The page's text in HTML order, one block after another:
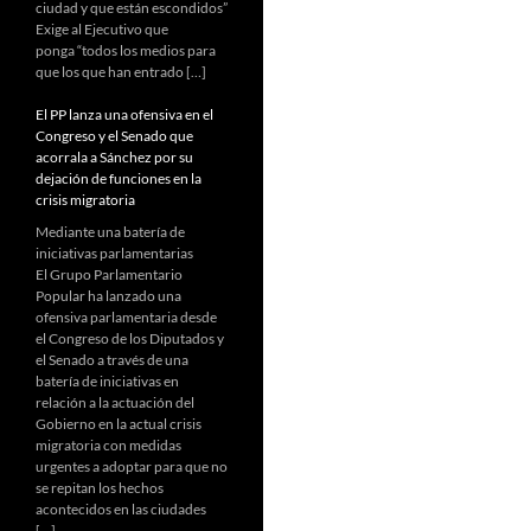
ciudad y que están escondidos”
Exige al Ejecutivo que
ponga “todos los medios para
que los que han entrado […]
El PP lanza una ofensiva en el
Congreso y el Senado que
acorrala a Sánchez por su
dejación de funciones en la
crisis migratoria
Mediante una batería de
iniciativas parlamentarias
El Grupo Parlamentario
Popular ha lanzado una
ofensiva parlamentaria desde
el Congreso de los Diputados y
el Senado a través de una
batería de iniciativas en
relación a la actuación del
Gobierno en la actual crisis
migratoria con medidas
urgentes a adoptar para que no
se repitan los hechos
acontecidos en las ciudades